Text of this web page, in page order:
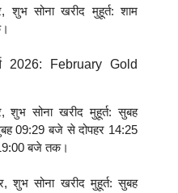
शुभ सोना खरीद मुहूर्त: शाम
2026: February Gold
शुभ सोना खरीद मुहूर्त: सुबह
09:29 बजे से दोपहर 14:25
बजे तक।
शुभ सोना खरीद मुहूर्त: सुबह